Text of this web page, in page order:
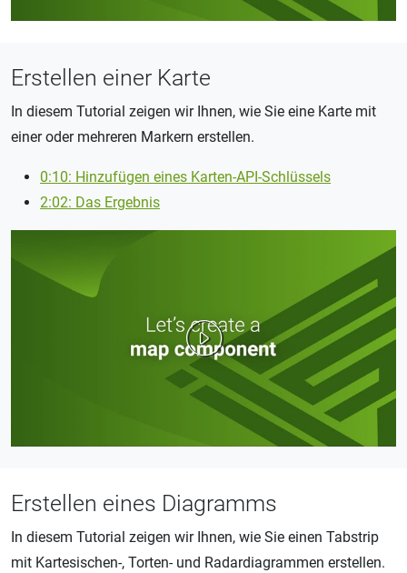
Erstellen einer Karte
In diesem Tutorial zeigen wir Ihnen, wie Sie eine Karte mit
einer oder mehreren Markern erstellen.
0:10: Hinzufügen eines Karten-API-Schlüssels
2:02: Das Ergebnis
Erstellen eines Diagramms
In diesem Tutorial zeigen wir Ihnen, wie Sie einen Tabstrip
mit Kartesischen-, Torten- und Radardiagrammen erstellen.